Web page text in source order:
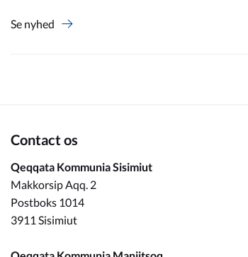
Se nyhed
Contact os
Qeqqata Kommunia Sisimiut
Makkorsip Aqq. 2
Postboks 1014
3911 Sisimiut